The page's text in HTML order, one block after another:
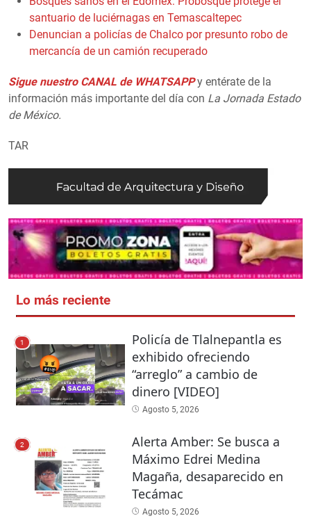
santuario de luciérnagas en Temascaltepec
Denuncian a policías de Chalco por presunto robo de
mercancía de un camión recuperado
Sigue nuestro CANAL de WHATSAPP y entérate de la
información más importante del día con La Jornada Estado
de México.
TAR
Lo más reciente
1
Policía de Tlalnepantla es
exhibido ofreciendo
“arreglo” a cambio de
dinero [VIDEO]
Agosto 5, 2026
2
Alerta Amber: Se busca a
Máximo Edrei Medina
Magaña, desaparecido en
Tecámac
Agosto 5, 2026